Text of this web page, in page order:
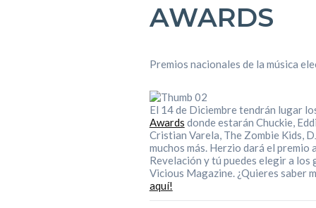
AWARDS
Premios nacionales de la música
El 14 de Diciembre tendrán lugar
Awards donde estarán Chuckie,
Cristian Varela, The Zombie Kids,
muchos más. Herzio dará el premio
Revelación y tú puedes elegir a los
Vicious Magazine. ¿Quieres saber
aquí!